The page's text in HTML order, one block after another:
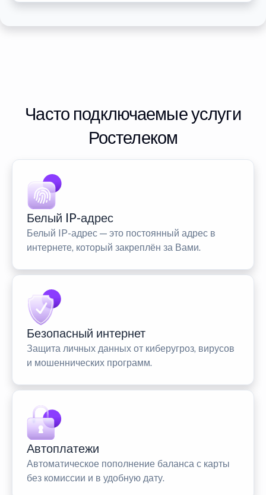
Часто подключаемые услуги
Ростелеком
Белый IP-адрес
Белый IP-адрес — это постоянный адрес в
интернете, который закреплён за Вами.
Безопасный интернет
Защита личных данных от киберугроз, вирусов
и мошеннических программ.
Автоплатежи
Автоматическое пополнение баланса с карты
без комиссии и в удобную дату.